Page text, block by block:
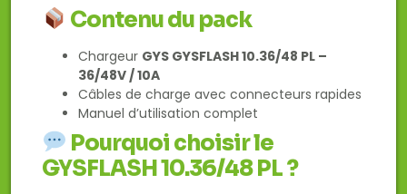
Contenu du pack
Chargeur GYS GYSFLASH 10.36/48 PL –
36/48V / 10A
Câbles de charge avec connecteurs rapides
Manuel d’utilisation complet
Pourquoi choisir le
GYSFLASH 10.36/48 PL ?